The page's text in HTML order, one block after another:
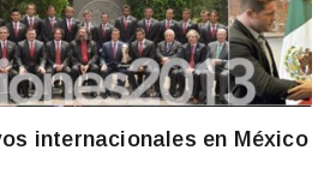
internacionales en México